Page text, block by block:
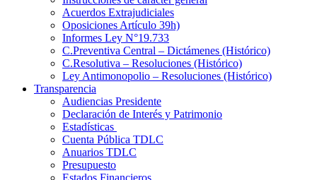
Acuerdos Extrajudiciales
Oposiciones Artículo 39h)
Informes Ley N°19.733
C.Preventiva Central – Dictámenes (Histórico)
C.Resolutiva – Resoluciones (Histórico)
Ley Antimonopolio – Resoluciones (Histórico)
Transparencia
Audiencias Presidente
Declaración de Interés y Patrimonio
Estadísticas
Cuenta Pública TDLC
Anuarios TDLC
Presupuesto